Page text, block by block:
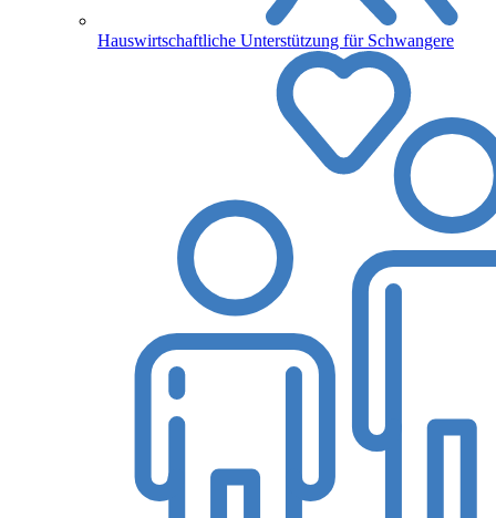
Hauswirtschaftliche Unterstützung für Schwangere